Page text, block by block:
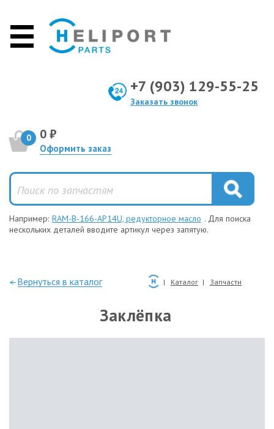
+7 (903) 129-55-25
Заказать звонок
0 0 ₽
Оформить заказ
Например: RAM-B-166-AP14U, редукторное масло . Для поиска
нескольких деталей вводите артикул через запятую.
—Вернуться в каталог Каталог Запчасти
Заклёпка